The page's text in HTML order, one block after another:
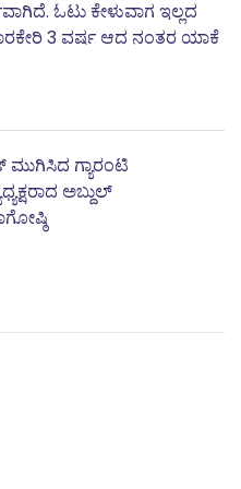
ಓಟು ಕೇಳುವಾಗ ಇಲ್ಲದ
3 ವರ್ಷ ಆದ ನಂತರ ಯಾಕೆ
ಮುಗಿಸಿದ ಗ್ಯಾರಂಟಿ
ಅಬ್ದುಲ್